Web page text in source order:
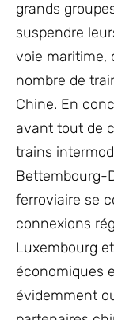
grands
suspendre
voie maritime,
nombre de
Chine. En
avant tout de
trains
Bettembourg-
ferroviaire se
connexions
Luxembourg
économiques
évidemment